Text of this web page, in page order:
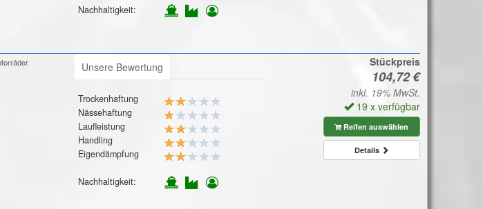
Nachhaltigkeit:
Unsere Bewertung
Trockenhaftung
Nässehaftung
Laufleistung
Handling
Eigendämpfung
Nachhaltigkeit:
Stückpreis
inkl. 19% MwSt.
19 x verfügbar
Reifen auswählen
Details